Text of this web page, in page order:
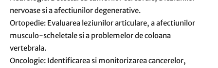
nervoase si a afectiunilor degenerative.
Ortopedie: Evaluarea leziunilor articulare, a afectiunilor
musculo-scheletale si a problemelor de coloana
vertebrala.
Oncologie: Identificarea si monitorizarea cancerelor,